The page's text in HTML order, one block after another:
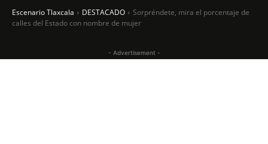
Escenario Tlaxcala DESTACADO
Sorpréndete, mira el porcentaje de
calles del Estado con nombre de mujer
- Advertisement -